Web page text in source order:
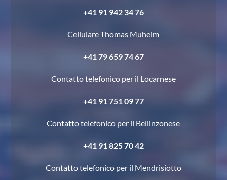
+41 91 942 34 76
Cellulare Thomas Muheim
+41 79 659 74 67
Contatto telefonico per il Locarnese
+41 91 751 09 77
Contatto telefonico per il Bellinzonese
+41 91 825 70 42
Contatto telefonico per il Mendrisiotto